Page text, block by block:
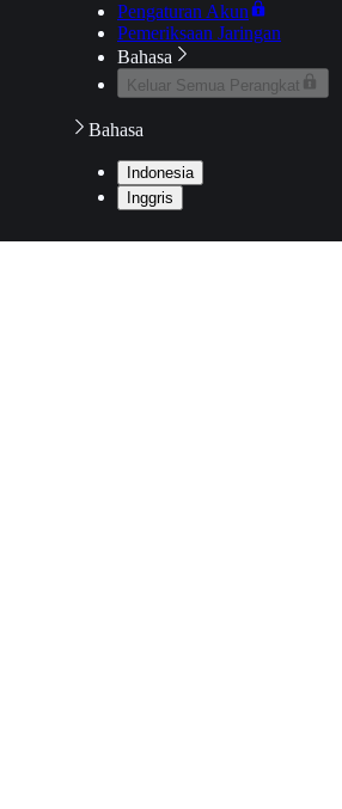
Pengaturan Akun
Pemeriksaan Jaringan
Bahasa
Keluar Semua Perangkat
Bahasa
Indonesia
Inggris